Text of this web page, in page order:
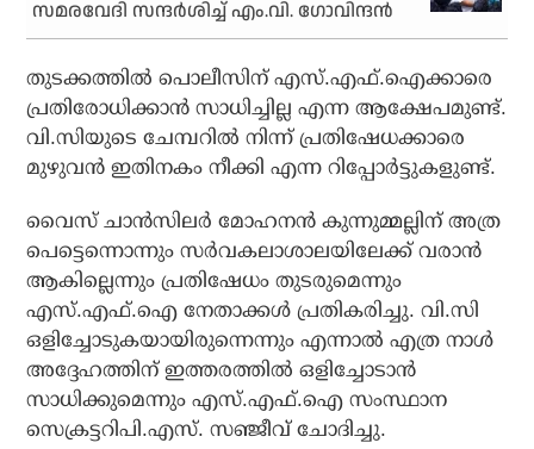
സമരവേദി സന്ദര്‍ശിച്ച് എം.വി. ഗോവിന്ദന്‍
തുടക്കത്തില്‍ പൊലീസിന് എസ്.എഫ്.ഐക്കാരെ
പ്രതിരോധിക്കാന്‍ സാധിച്ചില്ല എന്ന ആക്ഷേപമുണ്ട്.
വി.സിയുടെ ചേമ്പറില്‍ നിന്ന് പ്രതിഷേധക്കാരെ
മുഴുവന്‍ ഇതിനകം നീക്കി എന്ന റിപ്പോര്‍ട്ടുകളുണ്ട്.
വൈസ് ചാന്‍സിലര്‍ മോഹനന്‍ കുന്നുമ്മല്ലിന് അത്ര
പെട്ടെന്നൊന്നും സര്‍വകലാശാലയിലേക്ക് വരാന്‍
ആകില്ലെന്നും പ്രതിഷേധം തുടരുമെന്നും
എസ്.എഫ്.ഐ നേതാക്കള്‍ പ്രതികരിച്ചു. വി.സി
ഒളിച്ചോടുകയായിരുന്നെന്നും എന്നാല്‍ എത്ര നാള്‍
അദ്ദേഹത്തിന് ഇത്തരത്തില്‍ ഒളിച്ചോടാന്‍
സാധിക്കുമെന്നും എസ്.എഫ്.ഐ സംസ്ഥാന
സെക്രട്ടറിപി.എസ്. സഞ്ജീവ് ചോദിച്ചു.